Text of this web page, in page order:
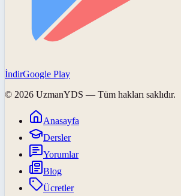
İndirGoogle Play
© 2026 UzmanYDS — Tüm hakları saklıdır.
Anasayfa
Dersler
Yorumlar
Blog
Ücretler